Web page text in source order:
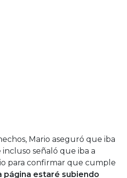
Mario aseguró que iba
señaló que iba a
para confirmar que cumple
página estaré subiendo